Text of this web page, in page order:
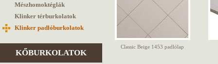
Mészhomoktéglák
Klinker térburkolatok
Klinker padlóburkolatok
KŐBURKOLATOK
Classic Beige 1453 padlólap